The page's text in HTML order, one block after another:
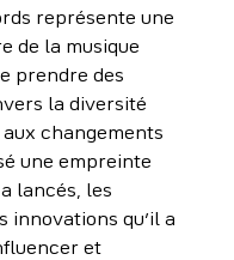
représente une
de la musique
prendre des
la diversité
changements
une empreinte
lancés, les
innovations qu’il a
et